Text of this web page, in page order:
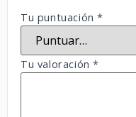
Tu puntuación*
Tu valoración*